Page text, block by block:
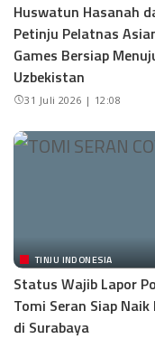
Huswatun Hasanah
Petinju Pelatnas
Games Bersiap
Uzbekistan
31 Juli 2026 | 12:08
TINJU INDONESIA
Status Wajib Lapor
Tomi Seran Siap Naik
di Surabaya